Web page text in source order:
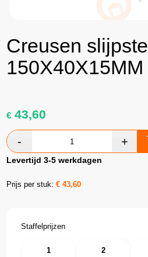
Creusen
150X40X15MM
€ 43,60
Levertijd 3-5 werkdagen
Prijs per stuk:€43,60
Staffelprijzen
1 2